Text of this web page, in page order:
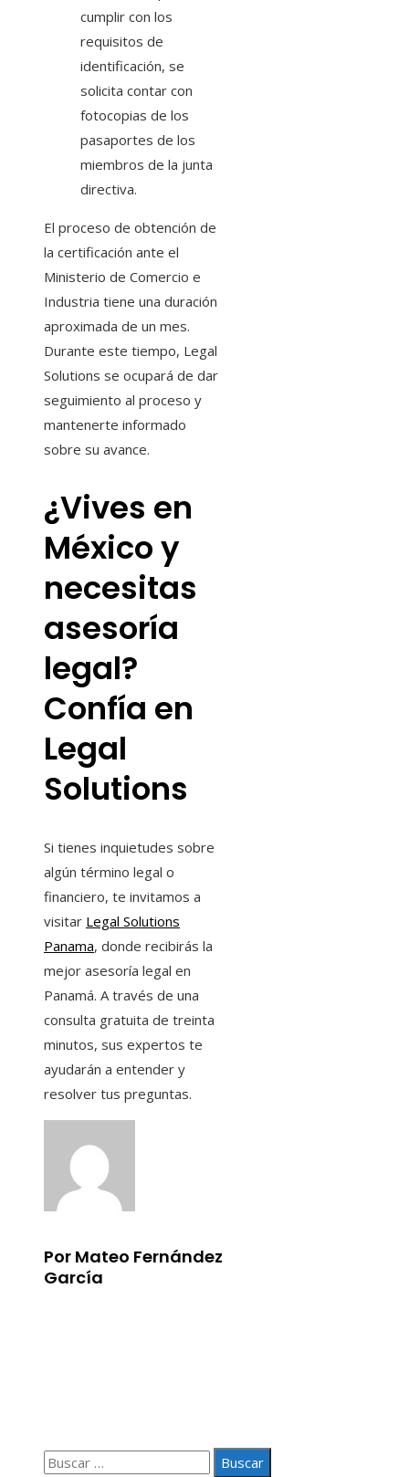
cumplir con los
requisitos de
identificación, se
solicita contar con
fotocopias de los
pasaportes de los
miembros de la junta
directiva.
El proceso de obtención de
la certificación ante el
Ministerio de Comercio e
Industria tiene una duración
aproximada de un mes.
Durante este tiempo, Legal
Solutions se ocupará de dar
seguimiento al proceso y
mantenerte informado
sobre su avance.
¿Vives en
México y
necesitas
asesoría
legal?
Confía en
Legal
Solutions
Si tienes inquietudes sobre
algún término legal o
financiero, te invitamos a
visitar Legal Solutions
Panama, donde recibirás la
mejor asesoría legal en
Panamá. A través de una
consulta gratuita de treinta
minutos, sus expertos te
ayudarán a entender y
resolver tus preguntas.
Por Mateo Fernández
García
Buscar: